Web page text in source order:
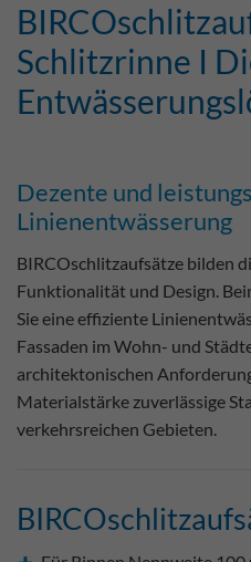
Schlitzrinne I
Dezente und
Linienentwässerung
BIRCOschlitzaufsätze bilden
Funktionalität und Design.
Sie eine effiziente
Fassaden im Wohn- und
architektonischen
Materialstärke zuverlässige
verkehrsreichen Gebieten.